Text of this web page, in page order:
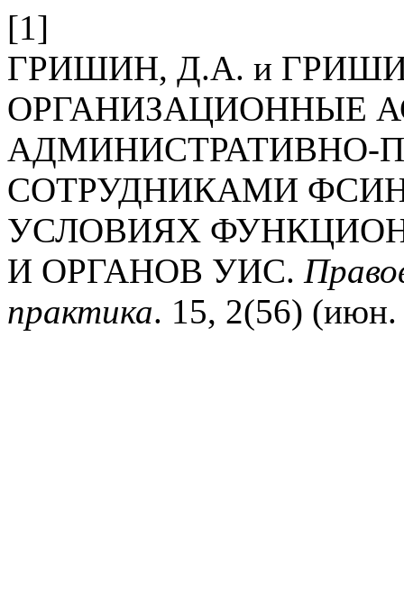
[1]
ГРИШИН, Д.А. и
ОРГАНИЗАЦИОННЫЕ
АДМИНИСТРАТИВНО-
СОТРУДНИКАМИ
УСЛОВИЯХ
И ОРГАНОВ УИС.
практика. 15, 2(56)